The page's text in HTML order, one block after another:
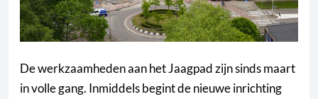
De werkzaamheden aan het Jaagpad zijn sinds maart
in volle gang. Inmiddels begint de nieuwe inrichting